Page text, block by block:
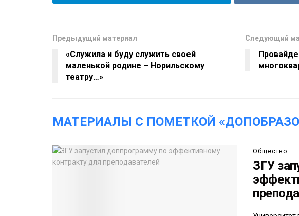
Предыдущий материал
«Служила и буду служить своей
маленькой родине – Норильскому
театру…»
Следующий
МАТЕРИАЛЫ С ПОМЕТКОЙ
Общество
ЗГУ